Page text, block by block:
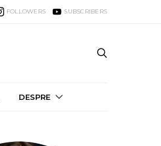
FOLLOWERS SUBSCRIBERS
DESPRE